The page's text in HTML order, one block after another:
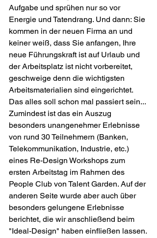
Aufgabe und sprühen nur so vor
Energie und Tatendrang. Und dann: Sie
kommen in der neuen Firma an und
keiner weiß, dass Sie anfangen, Ihre
neue Führungskraft ist auf Urlaub und
der Arbeitsplatz ist nicht vorbereitet,
geschweige denn die wichtigsten
Arbeitsmaterialien sind eingerichtet.
Das alles soll schon mal passiert sein...
Zumindest ist das ein Auszug
besonders unangenehmer Erlebnisse
von rund 30 Teilnehmern (Banken,
Telekommunikation, Industrie, etc.)
eines Re-Design Workshops zum
ersten Arbeitstag im Rahmen des
People Club von Talent Garden. Auf der
anderen Seite wurde aber auch über
besonders gelungene Erlebnisse
berichtet, die wir anschließend beim
"Ideal-Design" haben einfließen lassen.